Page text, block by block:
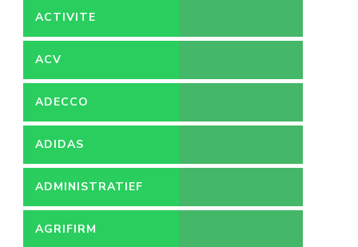
ACTIVITE
ACV
ADECCO
ADIDAS
ADMINISTRATIEF
MEDEWERKER
AGRIFIRM